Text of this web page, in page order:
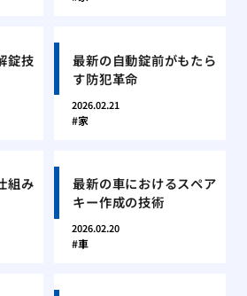
錠技
最新の自動錠前がもたら
す防犯革命
2026.02.21
家
組み
最新の車におけるスペア
キー作成の技術
2026.02.20
車